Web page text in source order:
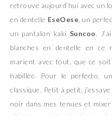
retrouve aujourd’hui avec un
en dentelle EseOese , un
un pantalon kaki Suncoo.
blanches en dentelle en ce
marient avec tout, que ce
habillée. Pour le perfecto,
classique. Petit à petit,
noir dans mes tenues et